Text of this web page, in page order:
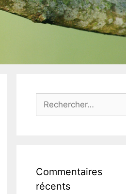
Commentaires
récents